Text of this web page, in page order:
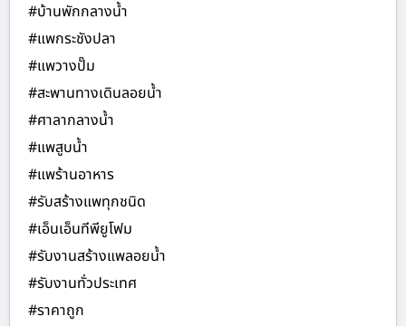
#บ้านพักกลางน้ำ
#แพกระชังปลา
#แพวางปั๊ม
#สะพานทางเดินลอยน้ำ
#ศาลากลางน้ำ
#แพสูบน้ำ
#แพร้านอาหาร
#รับสร้างแพทุกชนิด
#เอ็นเอ็นทีพียูโฟม
#รับงานสร้างแพลอยน้ำ
#รับงานทั่วประเทศ
#ราคาถูก